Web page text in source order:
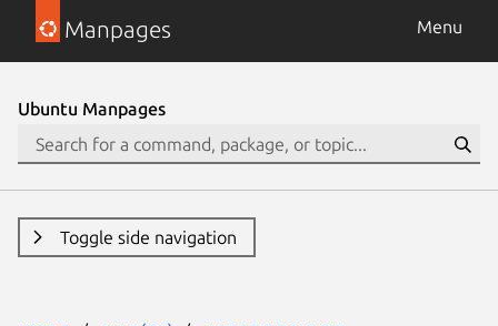
Manpages Menu
Ubuntu Manpages
Toggle side navigation